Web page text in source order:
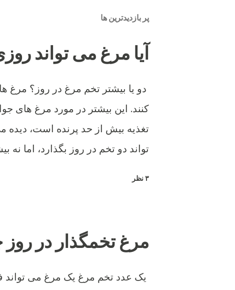
ل
ک
ظ
پر بازدیدترین ها
آیا مرغ می تواند روزی 2 تخم
دو یا بیشتر تخم مرغ در روز؟ مرغ
کنند. این بیشتر در مورد مرغ های
تغذیه بیش از حد پرنده است، دیده
تواند دو تخم در روز بگذارد، اما نه
۳ نظر
مرغ تخمگذار در روز
یک عدد تخم مرغ یک مرغ می تواند